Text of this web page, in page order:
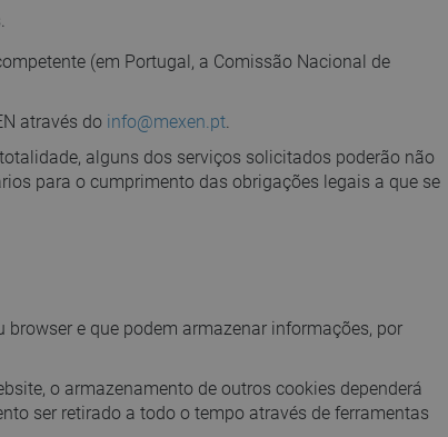
(em Portugal, a Comissão Nacional de
através do info@mexen.pt.
alguns dos serviços solicitados poderão não
para o cumprimento das obrigações legais a que se
e que podem armazenar informações, por
o armazenamento de outros cookies dependerá
ser retirado a todo o tempo através de ferramentas